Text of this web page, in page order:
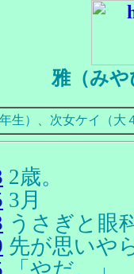
雅（み
生）、次女ケイ（
2歳。
3月
うさぎと眼
先が思いや
「やだ。」